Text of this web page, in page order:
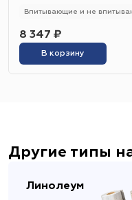
Впитывающие и не
8 347 ₽
В корзину
Другие типы
Линолеум